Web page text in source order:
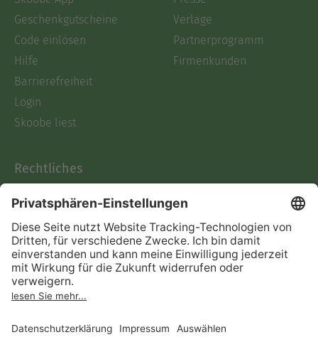
Geschenkgutscheine
Code einlösen
Hilfe
Barrierefreiheit
Login
Skoobe liest
Verlage
Partnerprogramm
Firmenkunden
Rechtliches
AGB
Informationen nach Data
Act
Verträge hier kündigen
Impressum